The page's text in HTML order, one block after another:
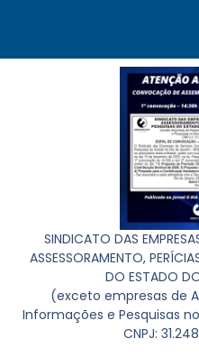
SINDICATO DAS
ASSESSORAMENTO,
DO ESTADO
(exceto empresas de
Informações e Pesquisas
CNPJ: